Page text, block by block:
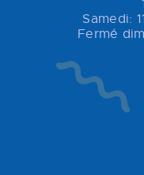
Samedi:
Fermé